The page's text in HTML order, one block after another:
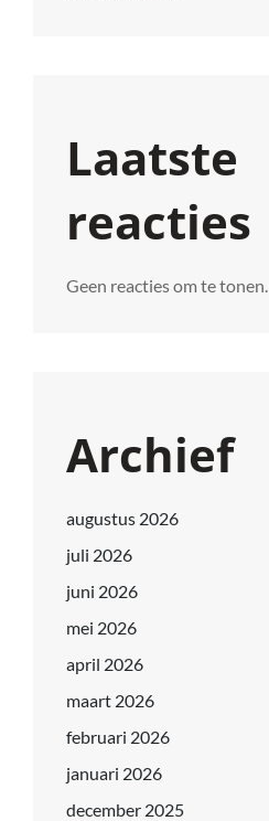
Laatste
reacties
Geen reacties om te tonen.
Archief
augustus 2026
juli 2026
juni 2026
mei 2026
april 2026
maart 2026
februari 2026
januari 2026
december 2025